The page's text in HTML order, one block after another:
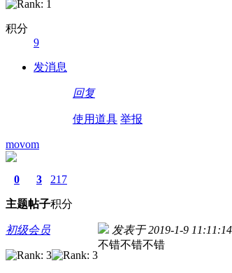
积分
9
发消息
回复
使用道具 举报
movom
0
主题
3
帖子
217
积分
初级会员 发表于 2019-1-9 11:11:14
不错不错不错